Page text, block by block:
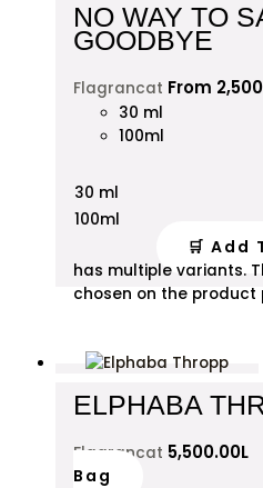
NO WAY TO
GOODBYE
Flagrancat From
30 ml
100ml
30 ml
100ml
🛒 Add
has multiple variants.
chosen on the product
ELPHABA
Flagrancat 5,500.00L
Bag